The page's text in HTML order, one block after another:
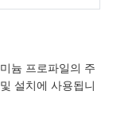
늄 프로파일의 주
설치에 사용됩니